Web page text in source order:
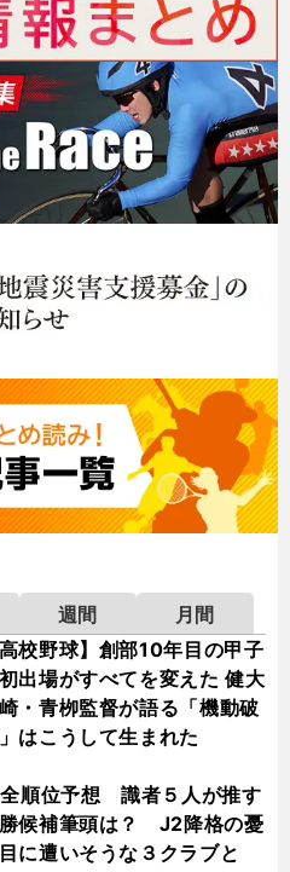
週間
月間
高校野球】創部10年目の甲子
出場がすべてを変えた 健大
・青栁監督が語る「機動破
はこうして生まれた
順位予想 識者５人が推す
候補筆頭は？ J2降格の憂
に遭いそうな３クラブと